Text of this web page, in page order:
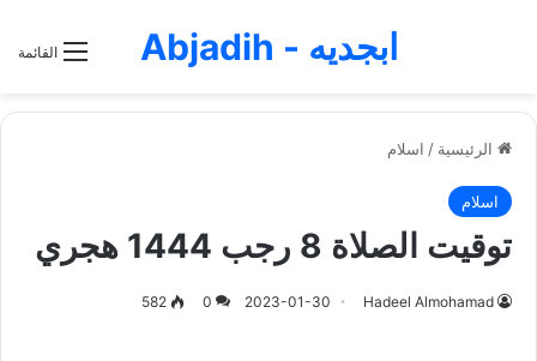
القائمة ابجديه - Abjadih
الرئيسية / اسلام
اسلام
توقيت الصلاة 8 رجب 1444 هجري
Hadeel Almohamad
2023-01-30
0
582